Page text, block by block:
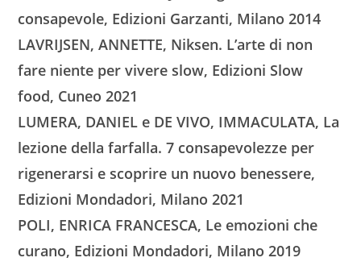
consapevole, Edizioni Garzanti, Milano 2014
LAVRIJSEN, ANNETTE, Niksen. L’arte di non
fare niente per vivere slow, Edizioni Slow
food, Cuneo 2021
LUMERA, DANIEL e DE VIVO, IMMACULATA, La
lezione della farfalla. 7 consapevolezze per
rigenerarsi e scoprire un nuovo benessere,
Edizioni Mondadori, Milano 2021
POLI, ENRICA FRANCESCA, Le emozioni che
curano, Edizioni Mondadori, Milano 2019